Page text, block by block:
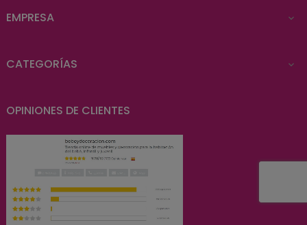
EMPRESA 
CATEGORÍAS 
OPINIONES DE CLIENTES